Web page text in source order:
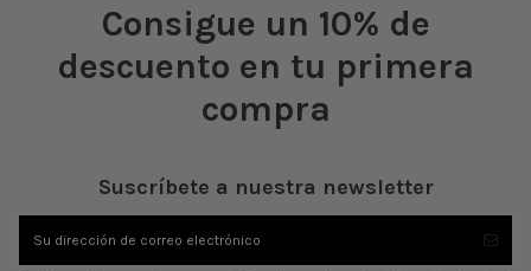
Consigue un 10% de
descuento en tu primera
compra
Suscríbete a nuestra newsletter